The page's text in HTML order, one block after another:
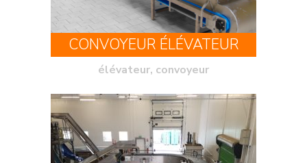
CONVOYEUR ÉLÉVATEUR
élévateur, convoyeur